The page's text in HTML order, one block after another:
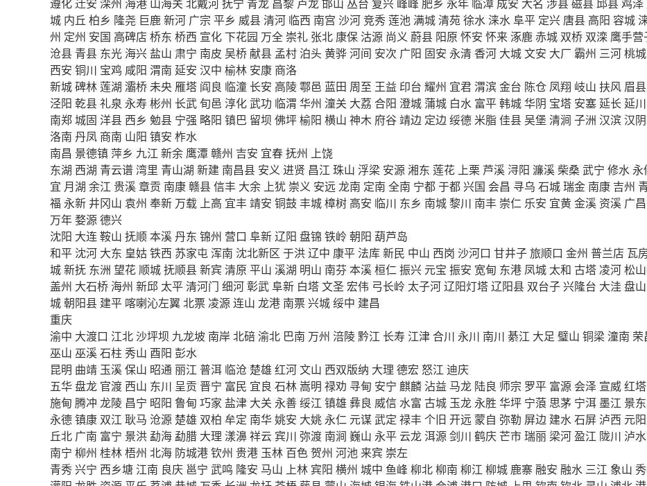
城 内丘 柏乡 隆尧 巨鹿新河 广宗 平乡 威县清河 临西 南宫 沙河竞秀莲池 满城清苑徐水 涞水阜平 定兴 唐县 高阳 容城
州 定州 安国 高碑店 桥东 桥西 宣化下花园 万全 崇礼 张北 康保 沽源 尚义 蔚县 阳原 怀安 怀来涿鹿赤城 双桥 双滦 鹰手营
沧县 青县 东光 海兴 盐山 肃宁 南皮 吴桥献县 孟村 泊头黄骅河间 安次 广阳 固安 永清 香河 大城文安 大厂 霸州 三河桃城
西安 铜川 宝鸡 咸阳 渭南 延安 汉中 榆林 安康 商洛
新城碑林莲湖 灞桥未央 雁塔 阎良 临潼 长安 高陵鄠邑 蓝田 周至 王益 印台 耀州 宜君渭滨金台 陈仓 凤翔 岐山 扶风 眉县
泾阳 乾县礼泉 永寿彬州 长武旬邑 淳化武功 临渭 华州 潼关 大荔 合阳 澄城蒲城 白水 富平韩城华阴 宝塔 安塞延长 延川
南郑城固 洋县 西乡 勉县 宁强 略阳 镇巴 留坝 佛坪榆阳 横山 神木 府谷靖边 定边绥德 米脂佳县吴堡 清涧 子洲 汉滨汉阴
洛南 丹凤 商南 山阳 镇安 柞水
南昌 景德镇萍乡 九江 新余 鹰潭赣州 吉安 宜春抚州 上饶
东湖 西湖 青云谱湾里 青山湖 新建 南昌县 安义 进贤 昌江 珠山 浮梁 安源湘东 莲花 上栗 芦溪 浔阳 濂溪柴桑武宁 修水 永
宜 月湖 余江 贵溪章贡 南康赣县信丰 大余 上犹 崇义 安远 龙南 定南 全南 宁都于都兴国 会昌 寻乌 石城瑞金 南康 吉州
福 永新 井冈山 袁州 奉新 万载 上高 宜丰靖安 铜鼓丰城樟树 高安 临川 东乡 南城黎川 南丰 崇仁 乐安 宜黄金溪 资溪 广昌
万年婺源德兴
沈阳 大连鞍山 抚顺本溪丹东 锦州 营口 阜新辽阳 盘锦 铁岭 朝阳 葫芦岛
和平 沈河 大东 皇姑铁西 苏家屯 浑南 沈北新区 于洪辽中 康平 法库新民 中山 西岗 沙河口 甘井子旅顺口 金州 普兰店 瓦
城新抚 东洲 望花 顺城抚顺县新宾 清原 平山 溪湖 明山 南芬 本溪桓仁振兴 元宝 振安 宽甸 东港 凤城 太和 古塔 凌河松
盖州 大石桥 海州 新邱 太平清河门 细河彰武阜新 白塔文圣宏伟 弓长岭 太子河辽阳灯塔辽阳县 双台子兴隆台 大洼 盘山
城朝阳县 建平 喀喇沁左翼北票 凌源连山 龙港 南票兴城绥中 建昌
重庆
渝中 大渡口 江北沙坪坝 九龙坡 南岸北碚渝北 巴南 万州 涪陵黔江 长寿 江津合川 永川 南川 綦江 大足 璧山 铜梁潼南 荣
巫山 巫溪石柱 秀山 酉阳 彭水
昆明 曲靖 玉溪保山 昭通丽江 普洱 临沧 楚雄 红河文山 西双版纳 大理 德宏 怒江 迪庆
五华盘龙 官渡 西山 东川 呈贡 晋宁 富民 宜良 石林嵩明 禄劝 寻甸 安宁 麒麟 沾益 马龙 陆良 师宗 罗平 富源 会泽 宣威红塔
施甸 腾冲 龙陵 昌宁 昭阳 鲁甸 巧家 盐津 大关 永善绥江 镇雄 彝良 威信水富 古城 玉龙 永胜 华坪 宁蒗 思茅 宁洱 墨江 景东
永德镇康 双江 耿马 沧源 楚雄 双柏 牟定 南华姚安 大姚 永仁 元谋武定 禄丰个旧 开远 蒙自 弥勒 屏边 建水石屏 泸西 元阳
丘北 广南 富宁 景洪 勐海 勐腊 大理 漾濞祥云 宾川 弥渡 南涧 巍山 永平 云龙 洱源剑川 鹤庆 芒市瑞丽 梁河盈江 陇川 泸水
南宁 柳州 桂林梧州 北海 防城港钦州 贵港 玉林 百色贺州 河池 来宾 崇左
青秀兴宁 西乡塘 江南 良庆 邕宁 武鸣 隆安 马山 上林 宾阳 横州 城中 鱼峰 柳北柳南 柳江 柳城 鹿寨融安 融水 三江 象山